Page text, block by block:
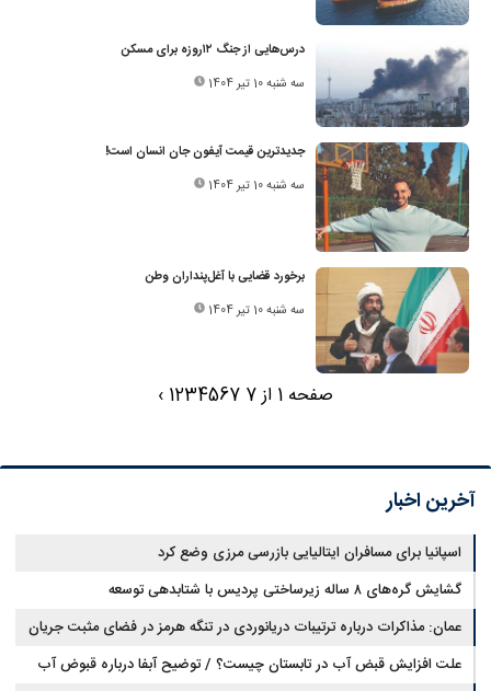
درس‌هایی از جنگ ۱۲روزه برای مسکن
سه شنبه 10 تیر 1404
جدیدترین قیمت آیفون جان انسان است!
سه شنبه 10 تیر 1404
برخورد قضایی با آغل‌پنداران وطن
سه شنبه 10 تیر 1404
صفحه 1 از 7 1234567
›
آخرین اخبار
اسپانیا برای مسافران ایتالیایی بازرسی مرزی وضع کرد
گشایش گره‌های ۸ ساله زیرساختی پردیس با شتابدهی توسعه
عمان: مذاکرات درباره ترتیبات دریانوردی در تنگه هرمز در فضای مثبت جریان
دارد
علت افزایش قبض آب در تابستان چیست؟ / توضیح آبفا درباره قبوض آب